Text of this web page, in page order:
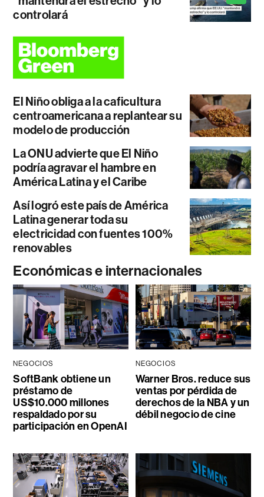
controlará
El Niño obliga a la caficultura
centroamericana a replantear su
modelo de producción
La ONU advierte que El Niño
podría agravar el hambre en
América Latina y el Caribe
Así logró este país de América
Latina generar toda su
electricidad con fuentes 100%
renovables
Económicas e internacionales
NEGOCIOS
SoftBank obtiene un
préstamo de
US$10.000 millones
respaldado por su
participación en OpenAI
NEGOCIOS
Warner Bros. reduce sus
ventas por pérdida de
derechos de la NBA y un
débil negocio de cine